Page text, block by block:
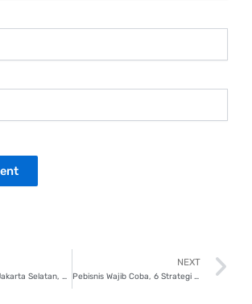
7 Cafe Hits di Jakarta Selatan, Dijamin Nyaman, Estetik, dan Enak Menunya!
NEXT
Pebisnis Wajib Coba, 6 Strategi Jitu Bikin Pelanggan Kembali Setelah Idul Fitri!